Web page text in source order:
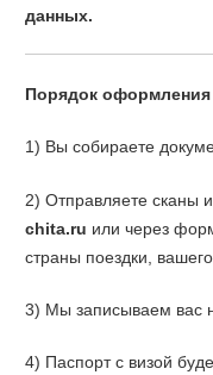
данных.
Порядок
1) Вы собираете
2) Отправляете сканы
chita.ru или через
страны поездки,
3) Мы записываем вас
4) Паспорт с визой